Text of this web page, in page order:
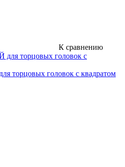
К сравнению
головок с квадратом